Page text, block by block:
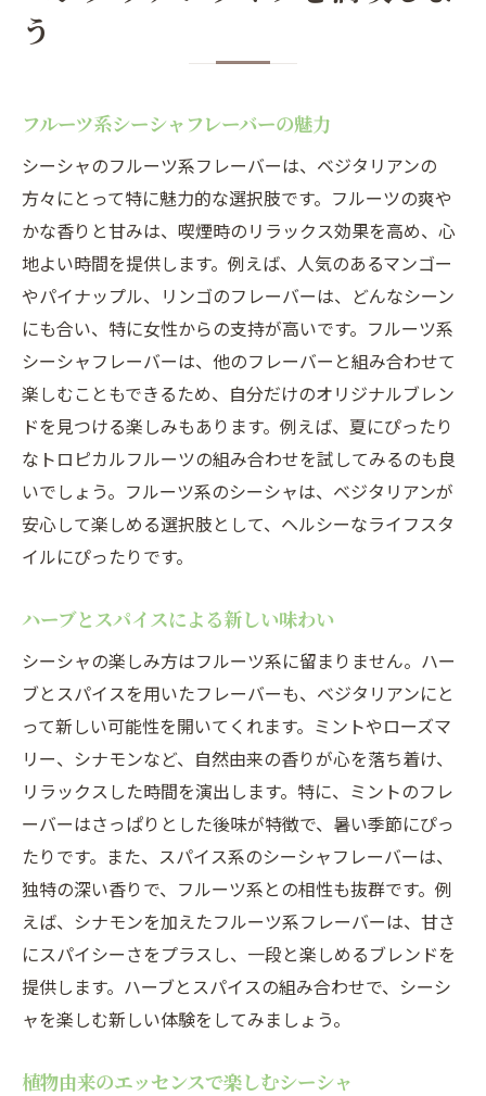
健康を考慮したシーシャの選び方
オーガニックフレーバーの台頭
シーシャを吸う時の健康への配慮
ベジタリアンによるシーシャの新しい楽し
み方
環境に優しいシーシャの選択
ベジタリアンに優しいシーシャフレーバーの選
び方
フレーバーラベルの読み方と注意点
動物由来の無いフレーバーの見極め方
ベジタリアンでも楽しめる人気フレーバー
シーシャフレーバーの成分チェックポイン
ト
リラックスと健康の両立を可能にするシーシャ
体験
ストレス解消に効果的なシーシャフレーバ
ー
心と体に優しいシーシャの吸い方
リラックスタイムを彩るおすすめフレーバ
ー
健康を考慮したシーシャの楽しみ方
ベジタリアンのためのシーシャリラクゼー
ション
シーシャとともに過ごす癒しの時間
う
フルーツ系シーシャフレーバーの魅力
シーシャのフルーツ系フレーバーは、ベジタリアンの
方々にとって特に魅力的な選択肢です。フルーツの爽や
かな香りと甘みは、喫煙時のリラックス効果を高め、心
地よい時間を提供します。例えば、人気のあるマンゴー
やパイナップル、リンゴのフレーバーは、どんなシーン
にも合い、特に女性からの支持が高いです。フルーツ系
シーシャフレーバーは、他のフレーバーと組み合わせて
楽しむこともできるため、自分だけのオリジナルブレン
ドを見つける楽しみもあります。例えば、夏にぴったり
なトロピカルフルーツの組み合わせを試してみるのも良
いでしょう。フルーツ系のシーシャは、ベジタリアンが
安心して楽しめる選択肢として、ヘルシーなライフスタ
イルにぴったりです。
ハーブとスパイスによる新しい味わい
シーシャの楽しみ方はフルーツ系に留まりません。ハー
ブとスパイスを用いたフレーバーも、ベジタリアンにと
って新しい可能性を開いてくれます。ミントやローズマ
リー、シナモンなど、自然由来の香りが心を落ち着け、
リラックスした時間を演出します。特に、ミントのフレ
ーバーはさっぱりとした後味が特徴で、暑い季節にぴっ
たりです。また、スパイス系のシーシャフレーバーは、
独特の深い香りで、フルーツ系との相性も抜群です。例
えば、シナモンを加えたフルーツ系フレーバーは、甘さ
にスパイシーさをプラスし、一段と楽しめるブレンドを
提供します。ハーブとスパイスの組み合わせで、シーシ
ャを楽しむ新しい体験をしてみましょう。
植物由来のエッセンスで楽しむシーシャ